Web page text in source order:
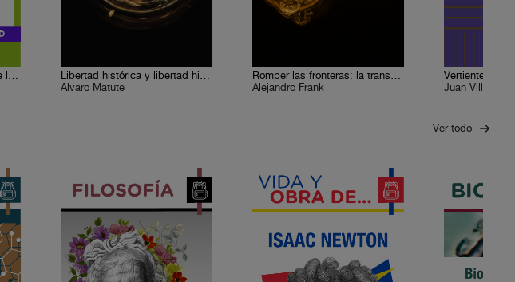
Nuevas representaciones de la historia
Libertad histórica y libertad historiográfica
Álvaro Matute
Romper las fronteras: la transdisciplina
Alejandro Frank
Juan Villoro
Ver todo